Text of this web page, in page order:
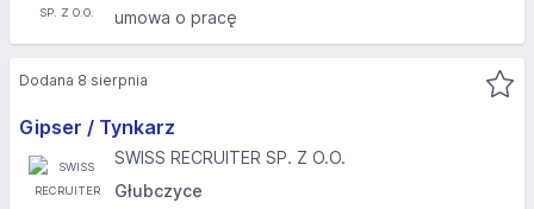
umowa o pracę
Gipser / Tynkarz
SWISS RECRUITER SP. Z O.O.
Głubczyce
Dodana 8 sierpnia